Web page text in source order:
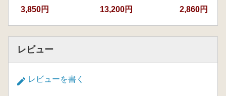
3,850円 13,200円 2,860円
レビュー
レビューを書く